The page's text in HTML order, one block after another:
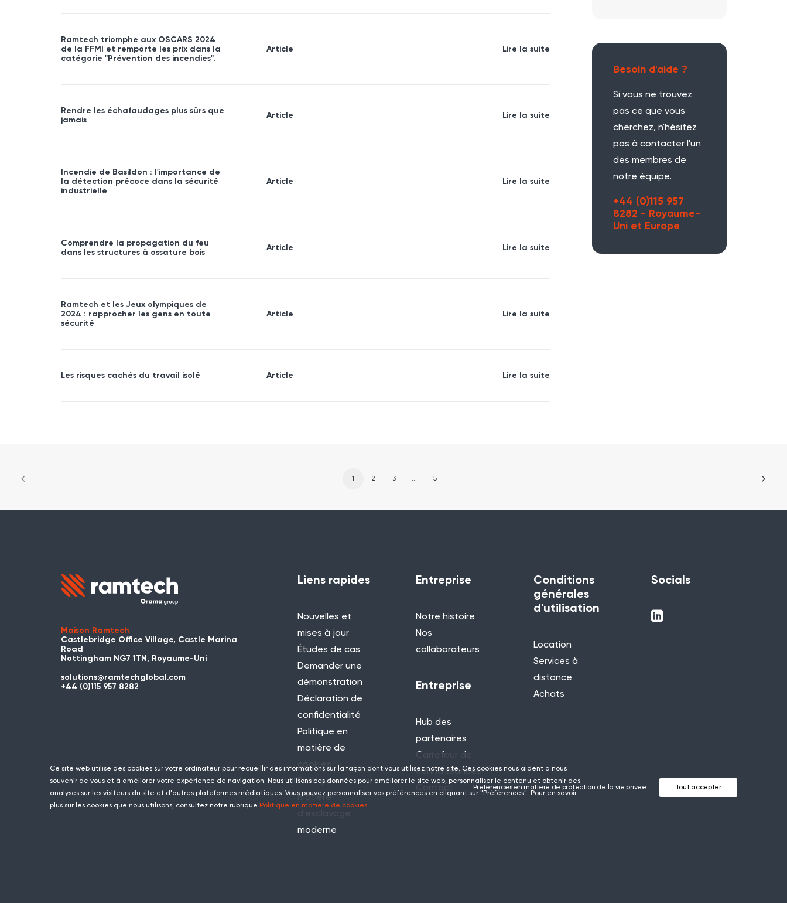
Ramtech triomphe aux OSCARS 2024
de la FFMI et remporte les prix dans la
catégorie "Prévention des incendies".
Article Lire la suite
Rendre les échafaudages plus sûrs que
jamais
Article Lire la suite
Incendie de Basildon : l'importance de
la détection précoce dans la sécurité
industrielle
Article Lire la suite
Comprendre la propagation du feu
dans les structures à ossature bois
Article Lire la suite
Ramtech et les Jeux olympiques de
2024 : rapprocher les gens en toute
sécurité
Article Lire la suite
Les risques cachés du travail isolé Article Lire la suite
Besoin d'aide ?
Si vous ne trouvez
pas ce que vous
cherchez, n'hésitez
pas à contacter l'un
des membres de
notre équipe.
+44 (0)115 957
8282 - Royaume-
Uni et Europe
1 2 3 … 5
Maison Ramtech
Castlebridge Office Village, Castle Marina
Road
Nottingham NG7 1TN, Royaume-Uni
solutions@ramtechglobal.com
+44 (0)115 957 8282
Liens rapides
Nouvelles et
mises à jour
Études de cas
Demander une
démonstration
Déclaration de
confidentialité
Politique en
matière de
cookies
Politique en
matière
moderne
Entreprise
Notre histoire
Nos
collaborateurs
Entreprise
Hub des
partenaires
Carrefour de
connaissances
Contact
Conditions
générales
d'utilisation
Location
Services à
distance
Achats
Socials
Ce site web utilise des cookies sur votre ordinateur pour recueillir des informations sur la façon dont vous utilisez notre site. Ces cookies nous aident à nous
souvenir de vous et à améliorer votre expérience de navigation. Nous utilisons ces données pour améliorer le site web, personnaliser le contenu et obtenir des
analyses sur les visiteurs du site et d'autres plateformes médiatiques. Vous pouvez personnaliser vos préférences en cliquant sur "Préférences". Pour en savoir
plus sur les cookies que nous utilisons, consultez notre rubrique Politique en matière de cookies.
Préférences en matière de protection de la vie privée Tout accepter